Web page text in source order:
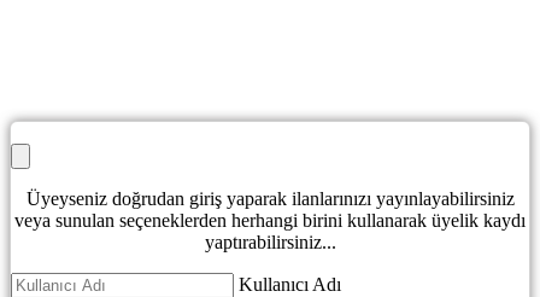
Üyeyseniz doğrudan giriş yaparak ilanlarınızı yayınlayabilirsiniz
veya sunulan seçeneklerden herhangi birini kullanarak üyelik kaydı
yaptırabilirsiniz...
Kullanıcı Adı